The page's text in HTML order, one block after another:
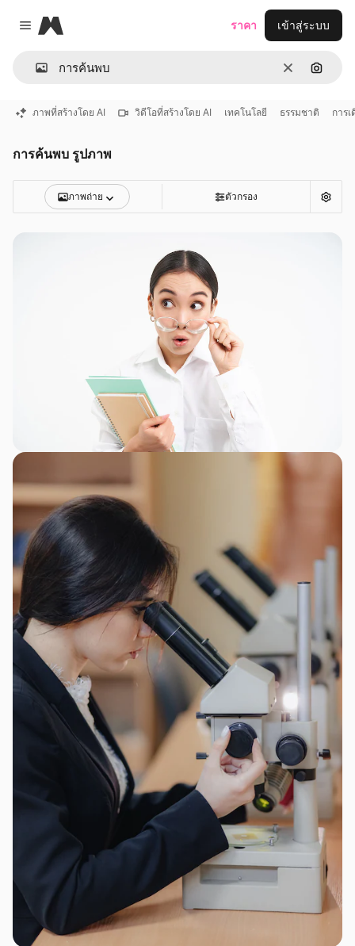
Close menu
Magnific
ชัดเจนค้นหา
ราคา เข้าสู่ระบบ
ภาพที่สร้างโดย AI วิดีโอที่สร้างโดย AI เทคโนโลยี ธรรมชาติ การ
การค้นพบ รูปภาพ
ภาพถ่าย ตัวกรอง